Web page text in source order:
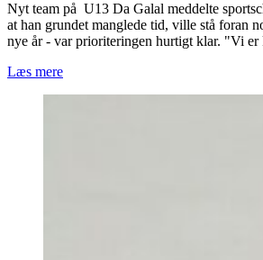
Nyt team på U13 Da Galal meddelte
at han grundet manglede tid, ville stå foran
nye år - var prioriteringen hurtigt klar. "Vi er
Læs mere